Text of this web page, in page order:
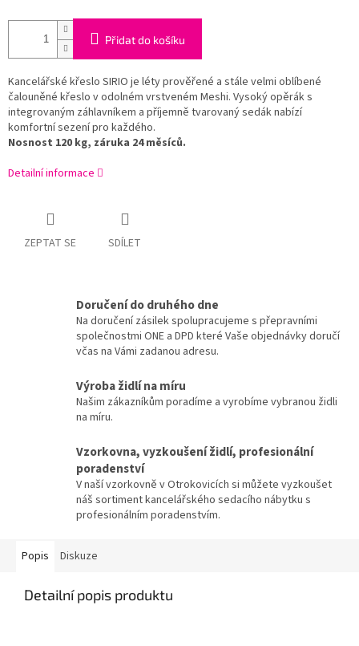
Přidat do košíku
Kancelářské křeslo SIRIO je léty prověřené a stále velmi oblíbené
čalouněné křeslo v odolném vrstveném Meshi. Vysoký opěrák s
integrovaným záhlavníkem a příjemně tvarovaný sedák nabízí
komfortní sezení pro každého.
Nosnost 120 kg, záruka 24 měsíců.
Detailní informace
ZEPTAT SE SDÍLET
Doručení do druhého dne
Na doručení zásilek spolupracujeme s přepravními
společnostmi ONE a DPD které Vaše objednávky doručí
včas na Vámi zadanou adresu.
Výroba židlí na míru
Našim zákazníkům poradíme a vyrobíme vybranou židli
na míru.
Vzorkovna, vyzkoušení židlí, profesionální
poradenství
V naší vzorkovně v Otrokovicích si můžete vyzkoušet
náš sortiment kancelářského sedacího nábytku s
profesionálním poradenstvím.
Popis Diskuze
Detailní popis produktu